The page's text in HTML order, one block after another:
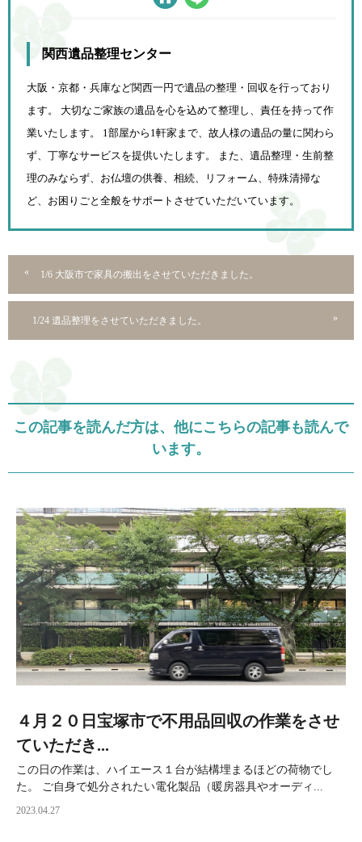
関西遺品整理センター
大阪・京都・兵庫など関西一円で遺品の整理・回収を行っており
ます。 大切なご家族の遺品を心を込めて整理し、責任を持って作
業いたします。 1部屋から1軒家まで、故人様の遺品の量に関わら
ず、 丁寧なサービスを提供いたします。 また、遺品整理・生前整
理のみならず、お仏壇の供養、相続、
リフォーム、特殊清掃な
ど、お困りごと全般をサポートさせていただいています。
1/6 大阪市で家具の搬出をさせていただきました。
1/24 遺品整理をさせていただきました。
この記事を読んだ方は、他にこちらの記事も読んで
います。
４月２０日宝塚市で不用品回収の作業をさせ
ていただき...
この日の作業は、ハイエース１台が結構埋まるほどの荷物でし
た。 ご自身で処分されたい電化製品（暖房器具やオーディ...
2023.04.27